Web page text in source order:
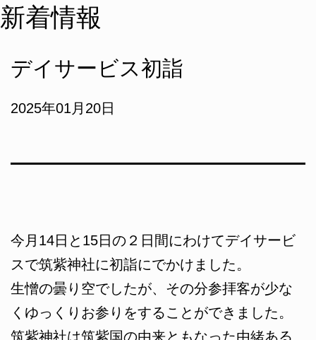
新着情報
デイサービス初詣
2025年01月20日
今月14日と15日の２日間にわけてデイサービ
スで筑紫神社に初詣にでかけました。
生憎の曇り空でしたが、その分参拝客が少な
くゆっくりお参りをすることができました。
筑紫神社は筑紫国の由来ともなった由緒ある